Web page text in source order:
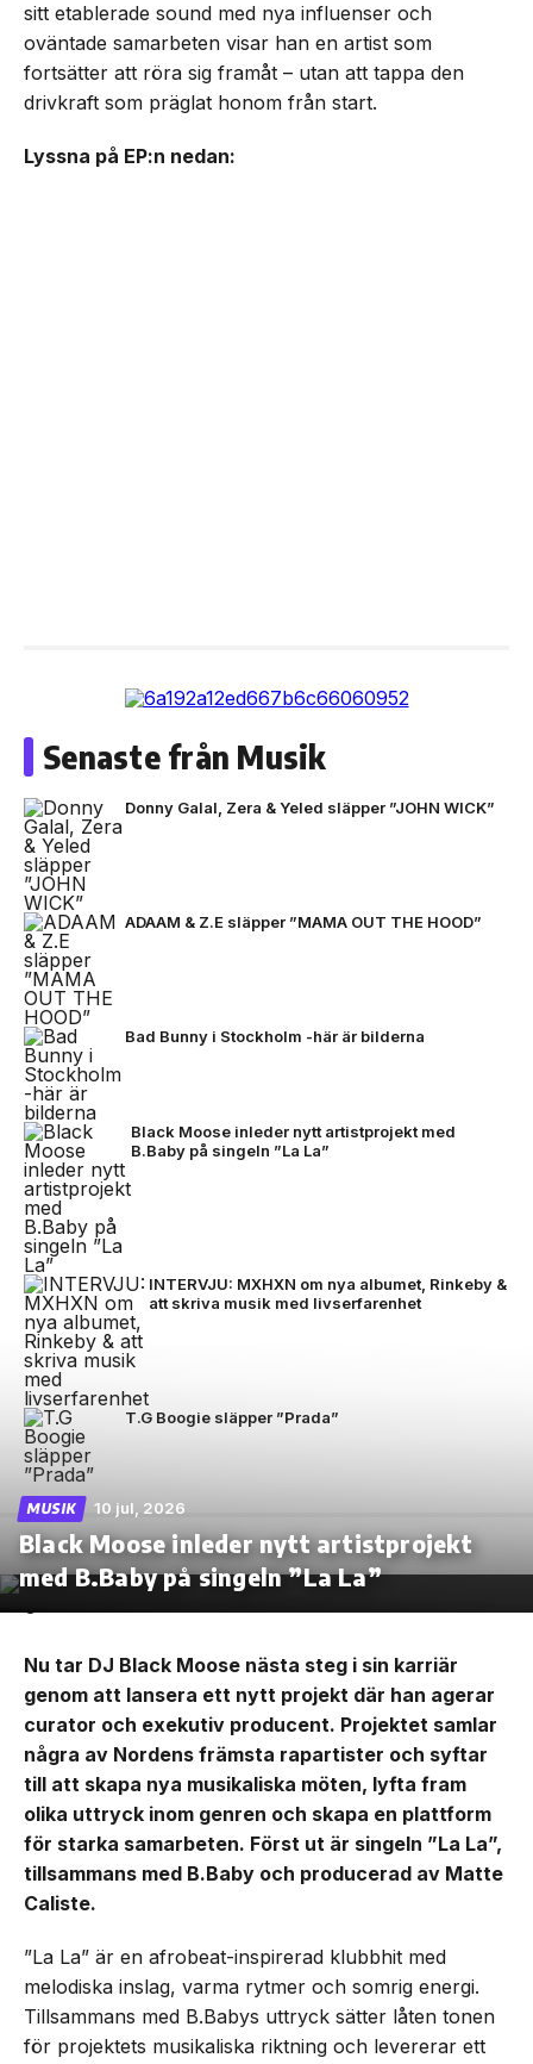
sitt etablerade sound med nya influenser och
oväntade samarbeten visar han en artist som
fortsätter att röra sig framåt – utan att tappa den
drivkraft som präglat honom från start.
Lyssna på EP:n nedan:
Senaste från Musik
Donny Galal, Zera & Yeled släpper ”JOHN WICK”
ADAAM & Z.E släpper ”MAMA OUT THE HOOD”
Bad Bunny i Stockholm -här är bilderna
Black Moose inleder nytt artistprojekt med
B.Baby på singeln ”La La”
INTERVJU: MXHXN om nya albumet, Rinkeby &
att skriva musik med livserfarenhet
T.G Boogie släpper ”Prada”
MUSIK 10 jul, 2026
Black Moose inleder nytt artistprojekt
med B.Baby på singeln ”La La”
Nu tar DJ Black Moose nästa steg i sin karriär
genom att lansera ett nytt projekt där han agerar
curator och exekutiv producent. Projektet samlar
några av Nordens främsta rapartister och syftar
till att skapa nya musikaliska möten, lyfta fram
olika uttryck inom genren och skapa en plattform
för starka samarbeten. Först ut är singeln ”La La”,
tillsammans med B.Baby och producerad av Matte
Caliste.
”La La” är en afrobeat-inspirerad klubbhit med
melodiska inslag, varma rytmer och somrig energi.
Tillsammans med B.Babys uttryck sätter låten tonen
för projektets musikaliska riktning och levererar ett